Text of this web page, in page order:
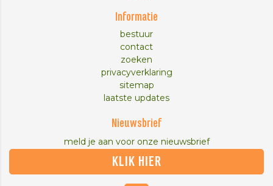
Informatie
bestuur
contact
zoeken
privacyverklaring
sitemap
laatste updates
Nieuwsbrief
meld je aan voor onze nieuwsbrief
KLIK HIER